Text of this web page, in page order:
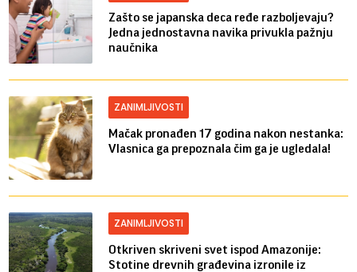
Zašto se japanska deca ređe razboljevaju?
Jedna jednostavna navika privukla pažnju
naučnika
ZANIMLJIVOSTI
Mačak pronađen 17 godina nakon nestanka:
Vlasnica ga prepoznala čim ga je ugledala!
ZANIMLJIVOSTI
Otkriven skriveni svet ispod Amazonije:
Stotine drevnih građevina izronile iz